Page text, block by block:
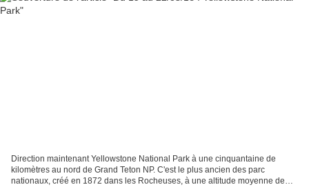
Direction maintenant Yellowstone National Park à une cinquantaine de
kilomètres au nord de Grand Teton NP. C'est le plus ancien des parc
nationaux, créé en 1872 dans les Rocheuses, à une altitude moyenne de